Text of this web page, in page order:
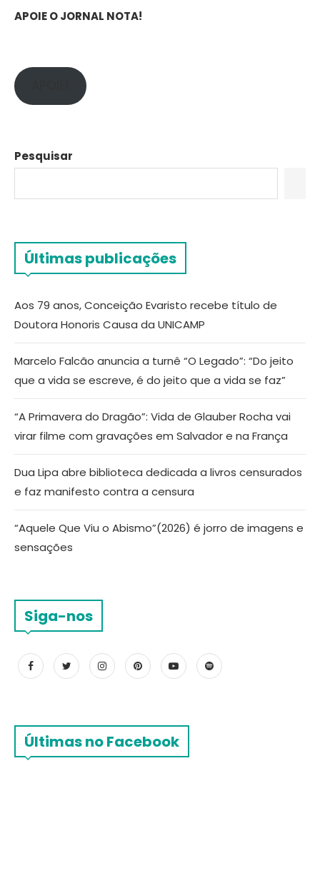
APOIE O JORNAL NOTA!
Pesquisar
Últimas publicações
Aos 79 anos, Conceição Evaristo recebe título de
Doutora Honoris Causa da UNICAMP
Marcelo Falcão anuncia a turnê “O Legado”: “Do jeito
que a vida se escreve, é do jeito que a vida se faz”
“A Primavera do Dragão”: Vida de Glauber Rocha vai
virar filme com gravações em Salvador e na França
Dua Lipa abre biblioteca dedicada a livros censurados
e faz manifesto contra a censura
“Aquele Que Viu o Abismo”(2026) é jorro de imagens e
sensações
Siga-nos
Últimas no Facebook